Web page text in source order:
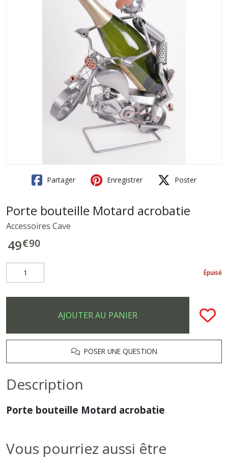
Partager Enregistrer Poster
Porte bouteille Motard acrobatie
Accessoires Cave
49€90
Épuisé
AJOUTER AU PANIER
POSER UNE QUESTION
Description
Porte bouteille Motard acrobatie
Vous pourriez aussi être